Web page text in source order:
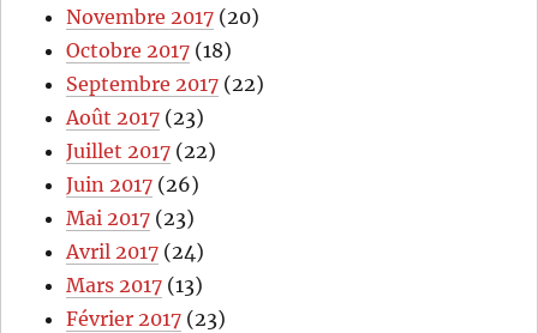
Novembre 2017 (20)
Octobre 2017 (18)
Septembre 2017 (22)
Août 2017 (23)
Juillet 2017 (22)
Juin 2017 (26)
Mai 2017 (23)
Avril 2017 (24)
Mars 2017 (13)
Février 2017 (23)